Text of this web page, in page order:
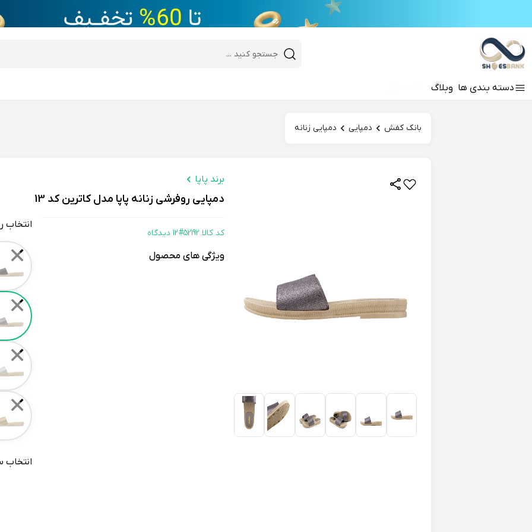
desktop header search
دسته‌ بندی‌ ها وبلاگ
بانک کفش دمپایی دمپایی زنانه
برند پاپا
دمپایی روفرشی زنانه پاپا مدل کاترین کد 13
کد کالا 52192# 12 دیدگاه
ویژگی های محصول
انتخاب
Color
✕
✕
✕
✕
انتخاب